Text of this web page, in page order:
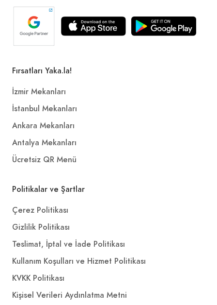
Fırsatları Yaka.la!
İzmir Mekanları
İstanbul Mekanları
Ankara Mekanları
Antalya Mekanları
Ücretsiz QR Menü
Politikalar ve Şartlar
Çerez Politikası
Gizlilik Politikası
Teslimat, İptal ve İade Politikası
Kullanım Koşulları ve Hizmet Politikası
KVKK Politikası
Kişisel Verileri Aydınlatma Metni